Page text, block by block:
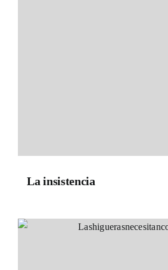
La insistencia